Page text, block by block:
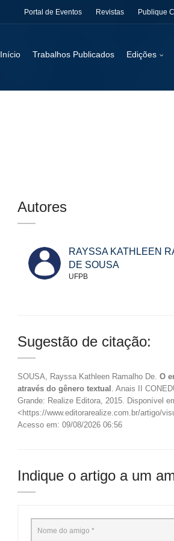
Portal de Eventos Revistas Publique
Início Trabalhos Publicados Edições
Autores
RAYSSA KATHLEEN
DE SOUSA
UFPB
Sugestão de citação:
SOUSA, Rayssa Kathleen Ramalho De. O
através do gênero textual . Anais II
Grande: Realize Editora, 2015. Disponível
<https://www.editorarealize.com.br/artigo/
Acesso em: 09/08/2026 06:56
Indique o artigo a um